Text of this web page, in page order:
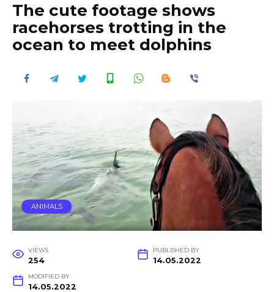
The cute footage shows
racehorses trotting in the
ocean to meet dolphins
ANIMALS
VIEWS
254
PUBLISHED BY
14.05.2022
MODIFIED BY
14.05.2022